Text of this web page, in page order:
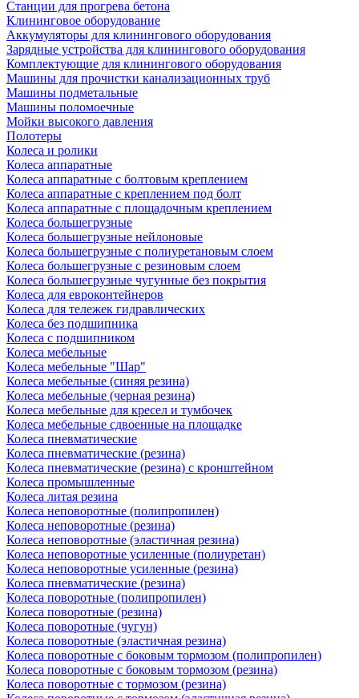
Станции для прогрева бетона
Клининговое оборудование
Аккумуляторы для клинингового оборудования
Зарядные устройства для клинингового оборудования
Комплектующие для клинингового оборудования
Машины для прочистки канализационных труб
Машины подметальные
Машины поломоечные
Мойки высокого давления
Полотеры
Колеса и ролики
Колеса аппаратные
Колеса аппаратные с болтовым креплением
Колеса аппаратные с креплением под болт
Колеса аппаратные с площадочным креплением
Колеса большегрузные
Колеса большегрузные нейлоновые
Колеса большегрузные с полиуретановым слоем
Колеса большегрузные с резиновым слоем
Колеса большегрузные чугунные без покрытия
Колеса для евроконтейнеров
Колеса для тележек гидравлических
Колеса без подшипника
Колеса с подшипником
Колеса мебельные
Колеса мебельные "Шар"
Колеса мебельные (синяя резина)
Колеса мебельные (черная резина)
Колеса мебельные для кресел и тумбочек
Колеса мебельные сдвоенные на площадке
Колеса пневматические
Колеса пневматические (резина)
Колеса пневматические (резина) с кронштейном
Колеса промышленные
Колеса литая резина
Колеса неповоротные (полипропилен)
Колеса неповоротные (резина)
Колеса неповоротные (эластичная резина)
Колеса неповоротные усиленные (полиуретан)
Колеса неповоротные усиленные (резина)
Колеса пневматические (резина)
Колеса поворотные (полипропилен)
Колеса поворотные (резина)
Колеса поворотные (чугун)
Колеса поворотные (эластичная резина)
Колеса поворотные c боковым тормозом (полипропилен)
Колеса поворотные c боковым тормозом (резина)
Колеса поворотные c тормозом (резина)